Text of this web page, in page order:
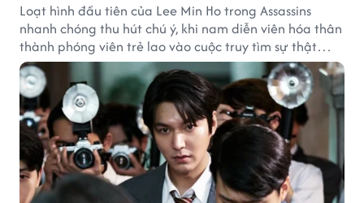
Loạt hình đầu tiên của Lee Min Ho trong Assassins
nhanh chóng thu hút chú ý, khi nam diễn viên hóa thân
thành phóng viên trẻ lao vào cuộc truy tìm sự thật
phía sau một vụ ám sát gây chấn động Hàn Quốc.